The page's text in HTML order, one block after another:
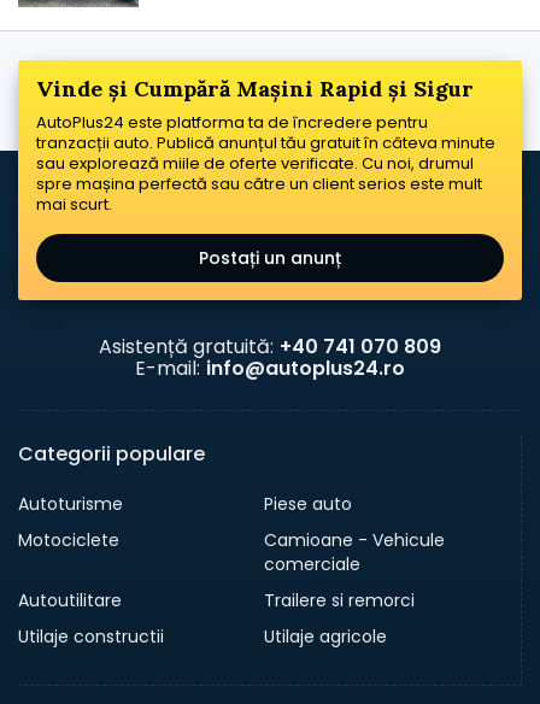
Vinde și Cumpără Mașini Rapid și Sigur
AutoPlus24 este platforma ta de încredere pentru
tranzacții auto. Publică anunțul tău gratuit în câteva minute
sau explorează miile de oferte verificate. Cu noi, drumul
spre mașina perfectă sau către un client serios este mult
mai scurt.
Postați un anunț
Asistență gratuită: +40 741 070 809
E-mail: info@autoplus24.ro
Categorii populare
Autoturisme
Piese auto
Motociclete
Camioane - Vehicule
comerciale
Autoutilitare
Trailere si remorci
Utilaje constructii
Utilaje agricole